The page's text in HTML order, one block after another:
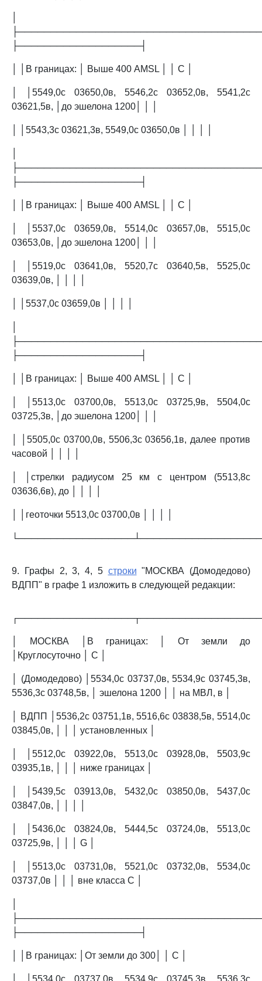
├───────────────────┤
│ │В границах: │ Выше 400 AMSL │ │ C │
│ │5549,0с 03650,0в, 5546,2с 03652,0в, 5541,2с
03621,5в, │до эшелона 1200│ │ │
│ │5543,3с 03621,3в, 5549,0с 03650,0в │ │ │ │
├───────────────────┤
│ │В границах: │ Выше 400 AMSL │ │ C │
│ │5537,0с 03659,0в, 5514,0с 03657,0в, 5515,0с
03653,0в, │до эшелона 1200│ │ │
│ │5519,0с 03641,0в, 5520,7с 03640,5в, 5525,0с
03639,0в, │ │ │ │
│ │5537,0с 03659,0в │ │ │ │
├───────────────────┤
│ │В границах: │ Выше 400 AMSL │ │ C │
│ │5513,0с 03700,0в, 5513,0с 03725,9в, 5504,0с
03725,3в, │до эшелона 1200│ │ │
│ │5505,0с 03700,0в, 5506,3с 03656,1в, далее против
часовой │ │ │ │
│ │стрелки радиусом 25 км с центром (5513,8с
03636,6в), до │ │ │ │
│ │геоточки 5513,0с 03700,0в │ │ │ │
9. Графы 2, 3, 4, 5 строки "МОСКВА (Домодедово)
ВДПП" в графе 1 изложить в следующей редакции:
│ МОСКВА │В границах: │ От земли до
│Круглосуточно │ C │
│ (Домодедово) │5534,0с 03737,0в, 5534,9с 03745,3в,
5536,3с 03748,5в, │ эшелона 1200 │ │ на МВЛ, в │
│ ВДПП │5536,2с 03751,1в, 5516,6с 03838,5в, 5514,0с
03845,0в, │ │ │ установленных │
│ │5512,0с 03922,0в, 5513,0с 03928,0в, 5503,9с
03935,1в, │ │ │ ниже границах │
│ │5439,5с 03913,0в, 5432,0с 03850,0в, 5437,0с
03847,0в, │ │ │ │
│ │5436,0с 03824,0в, 5444,5с 03724,0в, 5513,0с
03725,9в, │ │ │ G │
│ │5513,0с 03731,0в, 5521,0с 03732,0в, 5534,0с
03737,0в │ │ │ вне класса C │
├───────────────────┤
│ │В границах: │От земли до 300│ │ C │
│ │5534,0с 03737,0в, 5534,9с 03745,3в, 5536,3с